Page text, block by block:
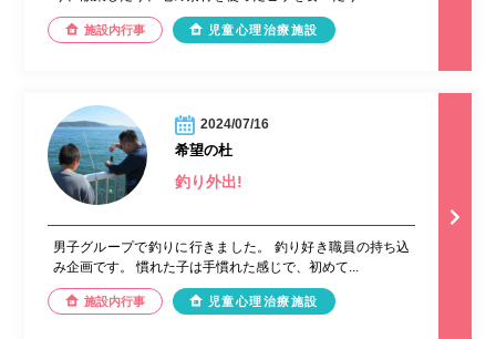
施設内行事 児童心理治療施設
2024/07/16
希望の杜
釣り外出!
男子グループで釣りに行きました。 釣り好き職員の持ち込
み企画です。 慣れた子は手慣れた感じで、初めて...
施設内行事 児童心理治療施設